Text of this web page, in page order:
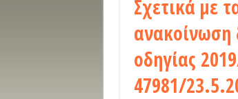
Σχετικά με
οδηγίας
47981/